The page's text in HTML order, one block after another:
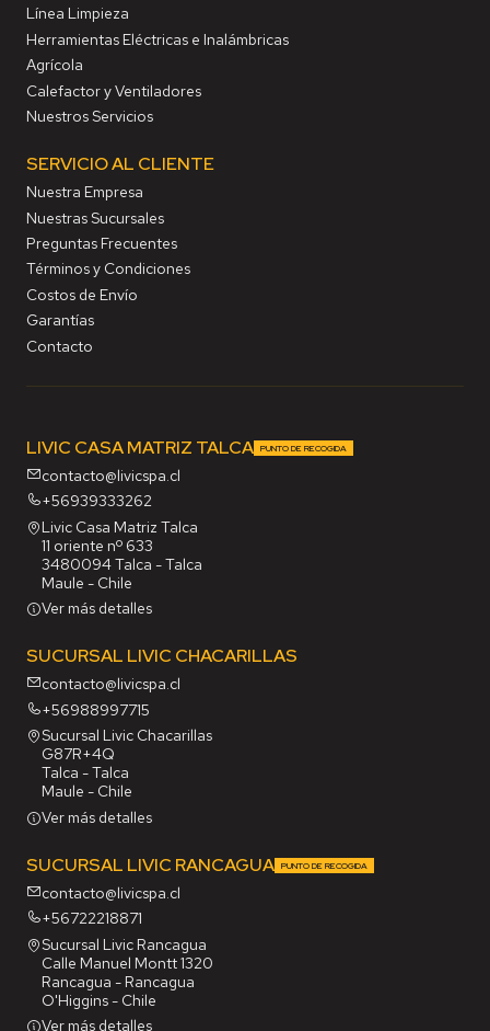
Línea Limpieza
Herramientas Eléctricas e Inalámbricas
Agrícola
Calefactor y Ventiladores
Nuestros Servicios
SERVICIO AL CLIENTE
Nuestra Empresa
Nuestras Sucursales
Preguntas Frecuentes
Términos y Condiciones
Costos de Envío
Garantías
Contacto
LIVIC CASA MATRIZ TALCA PUNTO DE RECOGIDA
contacto@livicspa.cl
+56939333262
Livic Casa Matriz Talca
11 oriente nº 633
3480094 Talca - Talca
Maule - Chile
Ver más detalles
SUCURSAL LIVIC CHACARILLAS
contacto@livicspa.cl
+56988997715
Sucursal Livic Chacarillas
G87R+4Q
Talca - Talca
Maule - Chile
Ver más detalles
SUCURSAL LIVIC RANCAGUA PUNTO DE RECOGIDA
contacto@livicspa.cl
+56722218871
Sucursal Livic Rancagua
Calle Manuel Montt 1320
Rancagua - Rancagua
O'Higgins - Chile
Ver más detalles